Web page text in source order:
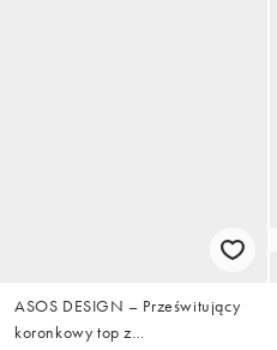
ASOS DESIGN – Prześwitujący
koronkowy top z